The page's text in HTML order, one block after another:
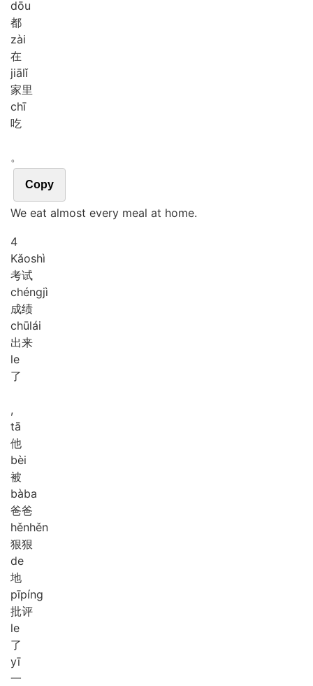
dōu
都
zài
在
jiālǐ
家里
chī
吃
。
Copy
We eat almost every meal at home.
4
Kǎoshì
考试
chéngjì
成绩
chūlái
出来
le
了
,
tā
他
bèi
被
bàba
爸爸
hěnhěn
狠狠
de
地
pīpíng
批评
le
了
yī
一